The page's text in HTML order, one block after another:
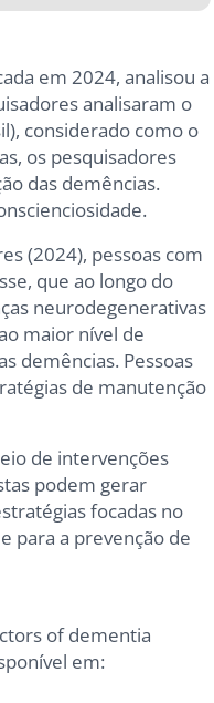
em 2024, analisou a
analisaram o
considerado como o
os pesquisadores
das demências.
(2024), pessoas com
que ao longo do
neurodegenerativas
maior nível de
demências. Pessoas
de manutenção
de intervenções
podem gerar
focadas no
para a prevenção de
of dementia
em: